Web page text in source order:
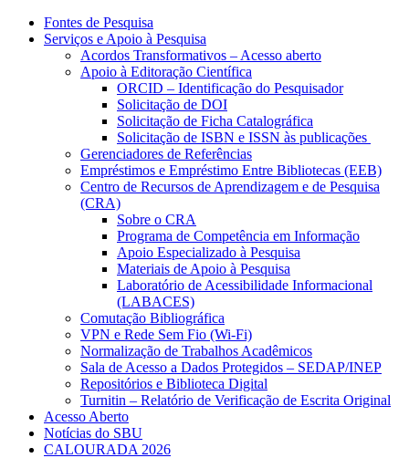
Fontes de Pesquisa
Serviços e Apoio à Pesquisa
Acordos Transformativos – Acesso aberto
Apoio à Editoração Científica
ORCID – Identificação do Pesquisador
Solicitação de DOI
Solicitação de Ficha Catalográfica
Solicitação de ISBN e ISSN às publicações
Gerenciadores de Referências
Empréstimos e Empréstimo Entre Bibliotecas (EEB)
Centro de Recursos de Aprendizagem e de Pesquisa
(CRA)
Sobre o CRA
Programa de Competência em Informação
Apoio Especializado à Pesquisa
Materiais de Apoio à Pesquisa
Laboratório de Acessibilidade Informacional
(LABACES)
Comutação Bibliográfica
VPN e Rede Sem Fio (Wi-Fi)
Normalização de Trabalhos Acadêmicos
Sala de Acesso a Dados Protegidos – SEDAP/INEP
Repositórios e Biblioteca Digital
Turnitin – Relatório de Verificação de Escrita Original
Acesso Aberto
Notícias do SBU
CALOURADA 2026